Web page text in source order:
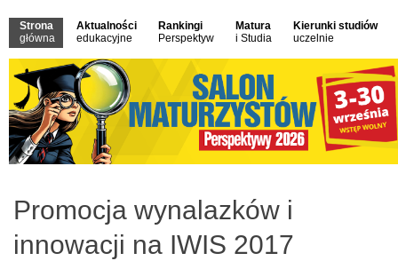
Strona
główna
Aktualności
edukacyjne
Rankingi
Perspektyw
Matura
i Studia
Kierunki studiów
uczelnie
Promocja wynalazków i
innowacji na IWIS 2017